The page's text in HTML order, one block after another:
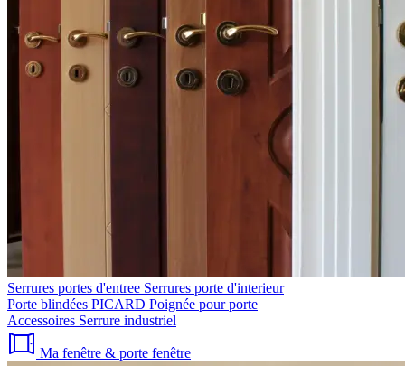
Serrures portes d'entree Serrures porte d'interieur
Porte blindées PICARD Poignée pour porte
Accessoires Serrure industriel
Ma fenêtre & porte fenêtre